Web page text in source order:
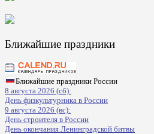
Ближайшие праздники
Ближайшие праздники России
8 августа 2026 (сб):
День физкультурника в России
9 августа 2026 (вс):
День строителя в России
День окончания Ленинградской битвы